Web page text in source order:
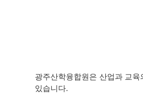
광주산학융합원은 산업과 교
있습니다.